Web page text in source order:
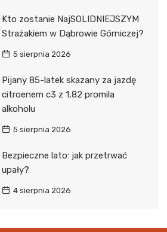
Kto zostanie NajSOLIDNIEJSZYM
Strażakiem w Dąbrowie Górniczej?
5 sierpnia 2026
Pijany 85-latek skazany za jazdę
citroenem c3 z 1,82 promila
alkoholu
5 sierpnia 2026
Bezpieczne lato: jak przetrwać
upały?
4 sierpnia 2026